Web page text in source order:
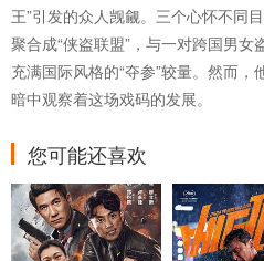
王”引发的众人觊觎。三个心怀不同
聚合成“侠盗联盟”，与一对跨国男
充满国际风格的“夺参”较量。然而
暗中观察着这场戏码的发展。
您可能还喜欢